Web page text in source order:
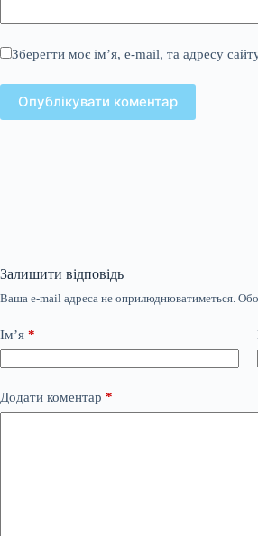
Зберегти моє ім’я, e-mail, та адресу
Опублікувати коментар
Залишити відповідь
Ваша e-mail адреса не оприлюднюватиметься.
Ім’я *
Додати коментар *